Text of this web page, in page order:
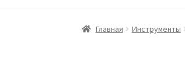
Главная Виды доставки
Главная Инструменты